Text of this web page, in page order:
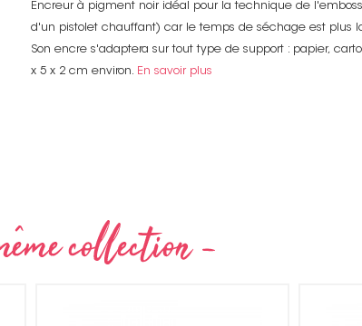
Encreur à pigment noir idéal pour la technique de
d'un pistolet chauffant) car le temps de séchage est plus
Son encre s'adaptera sur tout type de support : papier,
x 5 x 2 cm environ. En savoir plus